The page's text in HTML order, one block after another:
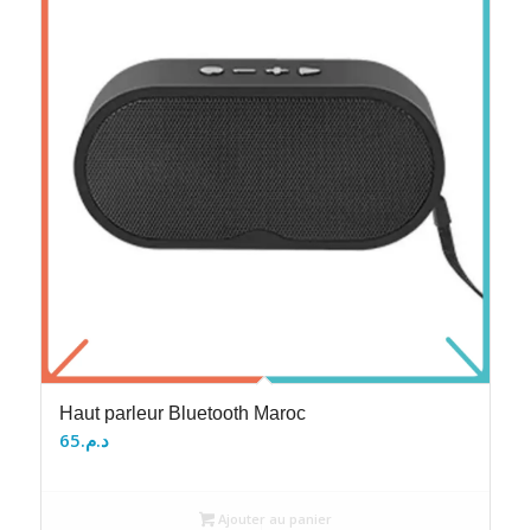
Haut parleur Bluetooth Maroc
د.م.65
Ajouter au panier